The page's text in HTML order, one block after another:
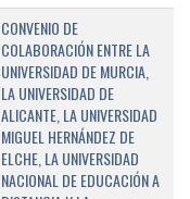
CONVENIO DE
COLABORACIÓN ENTRE LA
UNIVERSIDAD DE MURCIA,
LA UNIVERSIDAD DE
ALICANTE, LA UNIVERSIDAD
MIGUEL HERNÁNDEZ DE
ELCHE, LA UNIVERSIDAD
NACIONAL DE EDUCACIÓN A